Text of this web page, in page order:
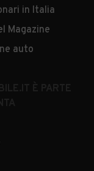
in Italia
Magazine
auto